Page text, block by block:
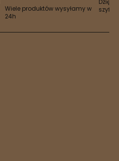
Wiele produktów wysyłamy w
24h